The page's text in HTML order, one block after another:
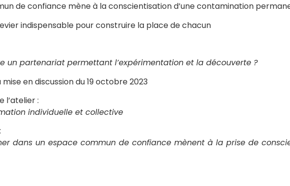
de confiance mène à la conscientisation d’une contamination
indispensable pour construire la place de chacun
un partenariat permettant l’expérimentation et la découverte ?
en discussion du 19 octobre 2023
l’atelier :
individuelle et collective
dans un espace commun de confiance mènent à la prise de